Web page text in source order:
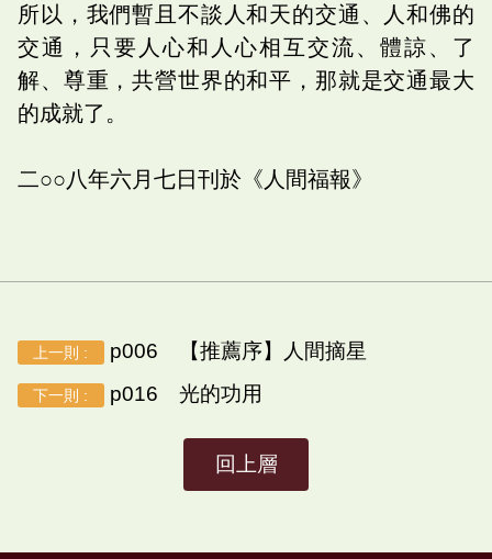
所以，我們暫且不談人和天的交通、人和佛的
交通，只要人心和人心相互交流、體諒、了
解、尊重，共營世界的和平，那就是交通最大
的成就了。
二○○八年六月七日刊於《人間福報》
上一則 : p006 【推薦序】人間摘星
下一則 : p016 光的功用
回上層